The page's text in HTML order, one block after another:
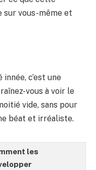
sur vous-même et
innée, c’est une
vous à voir le
vide, sans pour
béat et irréaliste.
les